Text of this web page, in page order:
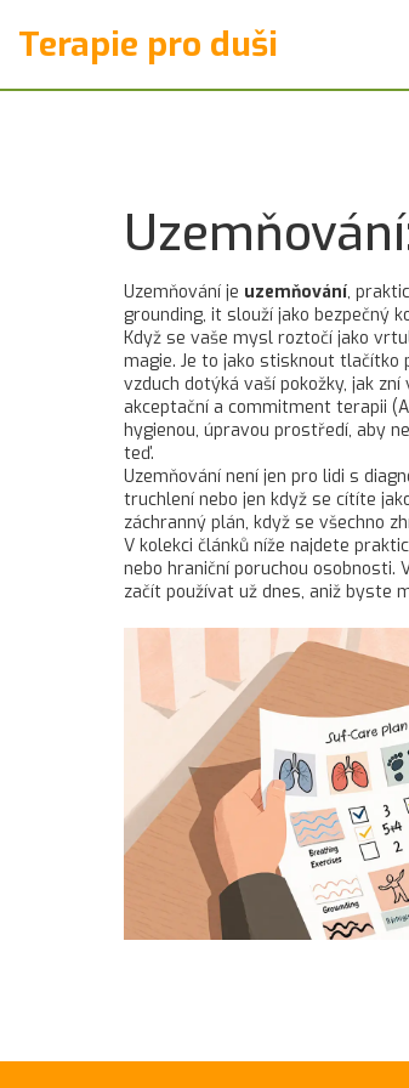
Terapie pro duši
Uzemňování je uzemňování,
grounding, it slouží jako bezpečný
Když se vaše mysl roztočí jako
magie. Je to jako stisknout tlačítko
vzduch dotýká vaší pokožky, jak
akceptační a commitment terapii
hygienou, úpravou prostředí, aby
teď.
Uzemňování není jen pro lidi s
truchlení nebo jen když se cítíte
záchranný plán, když se všechno
V kolekci článků níže najdete
nebo hraniční poruchou osobnosti.
začít používat už dnes, aniž byste